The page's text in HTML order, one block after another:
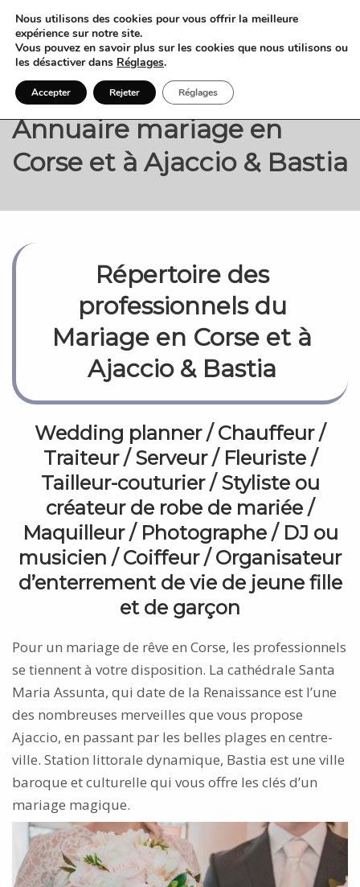
Annuaire mariage en
Corse et à Ajaccio & Bastia
Répertoire des
professionnels du
Mariage en Corse et à
Ajaccio & Bastia
Wedding planner/ Chauffeur/
Traiteur/ Serveur/ Fleuriste/
Tailleur-couturier/ Styliste ou
créateur de robe de mariée /
Maquilleur/ Photographe/ DJ ou
musicien / Coiffeur/ Organisateur
d’enterrement de vie de jeune fille
et de garçon
Pour un mariage de rêve en Corse, les professionnels
se tiennent à votre disposition. La cathédrale Santa
Maria Assunta, qui date de la Renaissance est l’une
des nombreuses merveilles que vous propose
Ajaccio, en passant par les belles plages en centre-
ville. Station littorale dynamique, Bastia est une ville
baroque et culturelle qui vous offre les clés d’un
mariage magique.
Nous utilisons des cookies pour vous offrir la meilleure
expérience sur notre site.
Vous pouvez en savoir plus sur les cookies que nous utilisons ou
les désactiver dans Réglages.
Accepter Rejeter Réglages